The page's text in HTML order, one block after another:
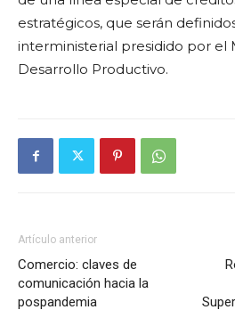
estratégicos, que serán
interministerial presidido por el
Desarrollo Productivo.
Artículo anterior
Comercio: claves de
comunicación hacia la
pospandemia